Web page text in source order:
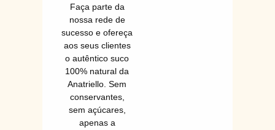
Faça parte da
nossa rede de
sucesso e ofereça
aos seus clientes
o autêntico suco
100% natural da
Anatriello. Sem
conservantes,
sem açúcares,
apenas a